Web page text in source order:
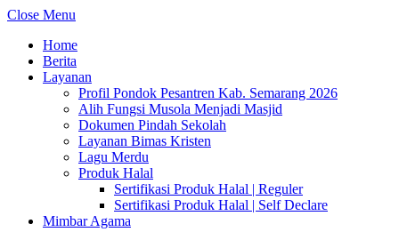
Close Menu
Home
Berita
Layanan
Profil Pondok Pesantren Kab. Semarang 2026
Alih Fungsi Musola Menjadi Masjid
Dokumen Pindah Sekolah
Layanan Bimas Kristen
Lagu Merdu
Produk Halal
Sertifikasi Produk Halal | Reguler
Sertifikasi Produk Halal | Self Declare
Mimbar Agama